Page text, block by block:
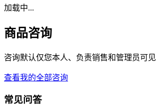
加载中...
商品咨询
咨询默认仅您本人、负责销售和管理员可见
查看我的全部咨询
常见问答